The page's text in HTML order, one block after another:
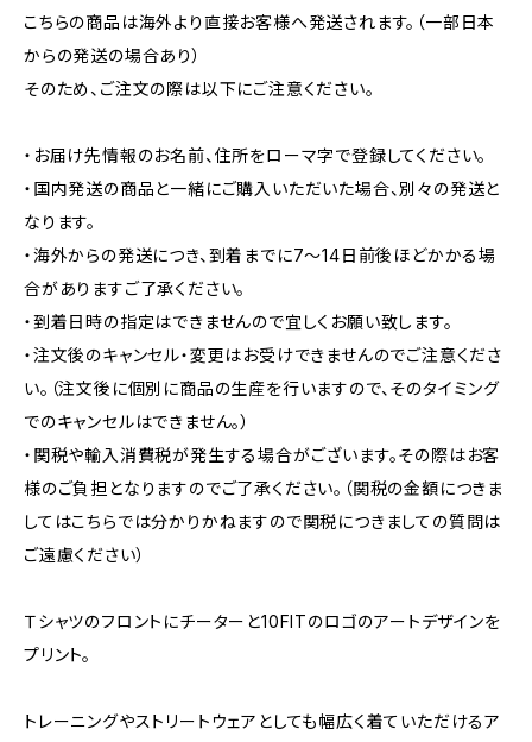
こちらの商品は海外より直接お客様へ発送されます。（一部日本
からの発送の場合あり）
そのため、ご注文の際は以下にご注意ください。
・お届け先情報のお名前、住所をローマ字で登録してください。
・国内発送の商品と一緒にご購入いただいた場合、別々の発送と
なります。
・海外からの発送につき、到着までに7〜14日前後ほどかかる場
合がありますご了承ください。
・到着日時の指定はできませんので宜しくお願い致します。
・注文後のキャンセル・変更はお受けできませんのでご注意くださ
い。（注文後に個別に商品の生産を行いますので、そのタイミング
でのキャンセルはできません。）
・関税や輸入消費税が発生する場合がございます。その際はお客
様のご負担となりますのでご了承ください。（関税の金額につきま
してはこちらでは分かりかねますので関税につきましての質問は
ご遠慮ください）
Ｔシャツのフロントにチーターと10FITのロゴのアートデザインを
プリント。
トレーニングやストリートウェアとしても幅広く着ていただけるア